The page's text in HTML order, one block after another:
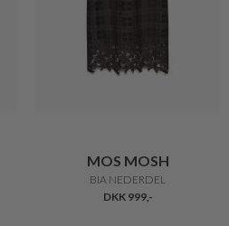
MOS MOSH
BIA NEDERDEL
DKK 999,-